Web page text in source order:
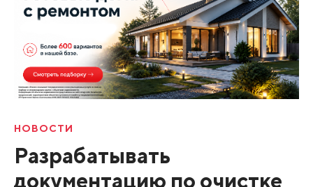
НОВОСТИ
Разрабатывать
документацию по очистке